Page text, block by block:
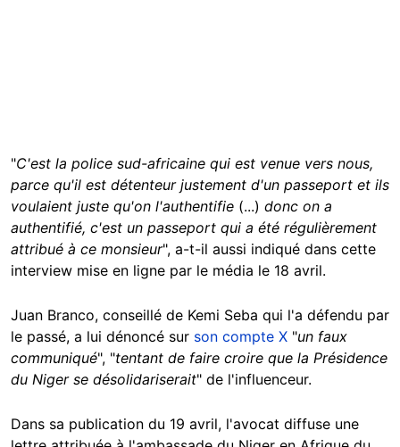
"C'est la police sud-africaine qui est venue vers nous,
parce qu'il est détenteur justement d'un passeport et ils
voulaient juste qu'on l'authentifie (...) donc on a
authentifié, c'est un passeport qui a été régulièrement
attribué à ce monsieur", a-t-il aussi indiqué dans cette
interview mise en ligne par le média le 18 avril.
Juan Branco, conseillé de Kemi Seba qui l'a défendu par
le passé, a lui dénoncé sur son compte X "un faux
communiqué", "tentant de faire croire que la Présidence
du Niger se désolidariserait" de l'influenceur.
Dans sa publication du 19 avril, l'avocat diffuse une